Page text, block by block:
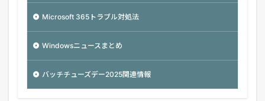
Microsoft 365トラブル対処法
Windowsニュースまとめ
バッチチューズデー2025関連情報